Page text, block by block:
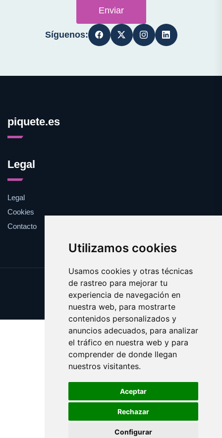
Utilizamos cookies
Usamos cookies y otras técnicas
de rastreo para mejorar tu
experiencia de navegación en
nuestra web, para mostrarte
contenidos personalizados y
anuncios adecuados, para analizar
el tráfico en nuestra web y para
comprender de donde llegan
nuestros visitantes.
Aceptar
Rechazar
Configurar
Enviar
Síguenos:
piquete.es
Legal
Legal
Cookies
Contacto
Update cookies preferences
Copyright © 2025 piquete.es